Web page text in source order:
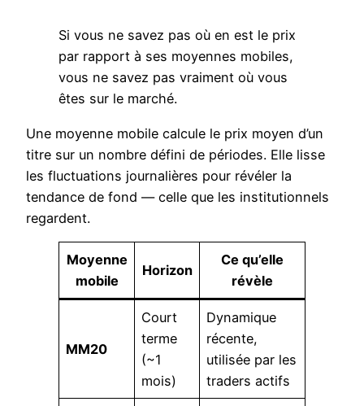
Si vous ne savez pas où en est le prix
par rapport à ses moyennes mobiles,
vous ne savez pas vraiment où vous
êtes sur le marché.
Une moyenne mobile calcule le prix moyen d’un
titre sur un nombre défini de périodes. Elle lisse
les fluctuations journalières pour révéler la
tendance de fond — celle que les institutionnels
regardent.
Moyenne
mobile
Horizon
Ce qu’elle
révèle
MM20
Court
terme
(~1
mois)
Dynamique
récente,
utilisée par les
traders actifs